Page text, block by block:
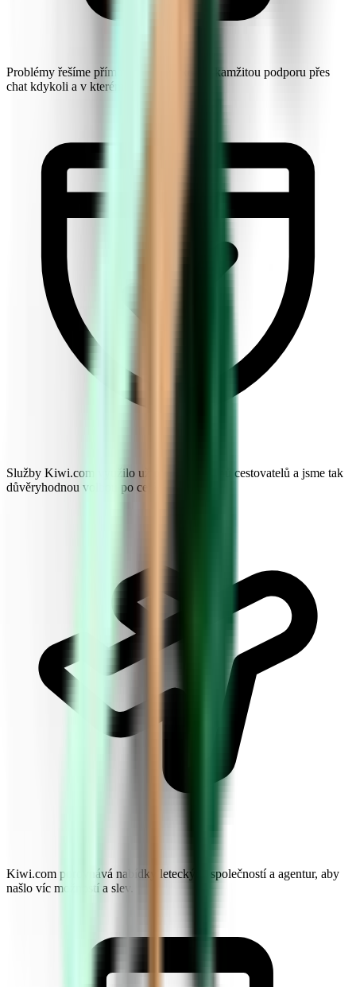
Problémy řešíme přímo za letu. Získejte okamžitou podporu přes
chat kdykoli a v kterémkoli jazyce.
Služby Kiwi.com využilo už přes 10 milionů cestovatelů a jsme tak
důvěryhodnou volbou po celém světě.
Kiwi.com porovnává nabídky leteckých společností a agentur, aby
našlo víc možností a slev.